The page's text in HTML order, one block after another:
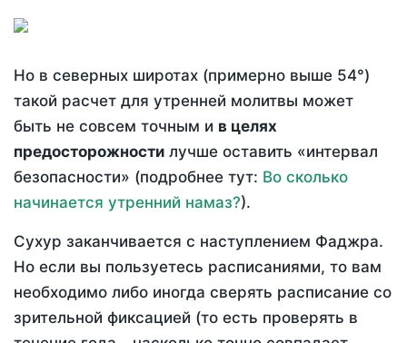
Но в северных широтах (примерно выше 54°)
такой расчет для утренней молитвы может
быть не совсем точным и в целях
предосторожности лучше оставить «интервал
безопасности» (подробнее тут: Во сколько
начинается утренний намаз?).
Сухур заканчивается с наступлением Фаджра.
Но если вы пользуетесь расписаниями, то вам
необходимо либо иногда сверять расписание со
зрительной фиксацией (то есть проверять в